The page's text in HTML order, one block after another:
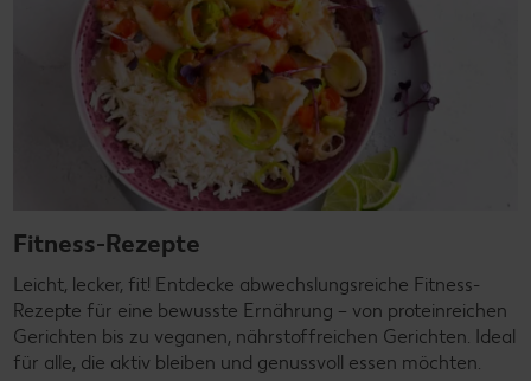
Fitness-Rezepte
Leicht, lecker, fit! Entdecke abwechslungsreiche Fitness-
Rezepte für eine bewusste Ernährung – von proteinreichen
Gerichten bis zu veganen, nährstoffreichen Gerichten. Ideal
für alle, die aktiv bleiben und genussvoll essen möchten.